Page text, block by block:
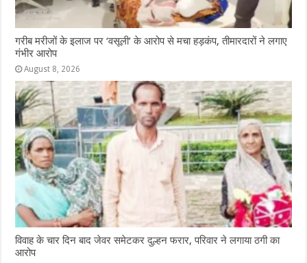
गरीब मरीजों के इलाज पर ‘वसूली’ के आरोप से मचा हड़कंप, तीमारदारों ने लगाए
गंभीर आरोप
August 8, 2026
विवाह के चार दिन बाद जेवर समेटकर दुल्हन फरार, परिवार ने लगाया ठगी का
आरोप